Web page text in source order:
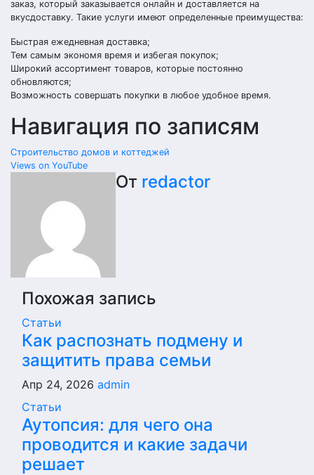
заказ, который заказывается онлайн и доставляется на
вкусдоставку. Такие услуги имеют определенные преимущества:
Быстрая ежедневная доставка;
Тем самым экономя время и избегая покупок;
Широкий ассортимент товаров, которые постоянно
обновляются;
Возможность совершать покупки в любое удобное время.
Навигация по записям
Строительство домов и коттеджей
Views on YouTube
От redactor
Похожая запись
Статьи
Как распознать подмену и
защитить права семьи
Апр 24, 2026 admin
Статьи
Аутопсия: для чего она
проводится и какие задачи
решает